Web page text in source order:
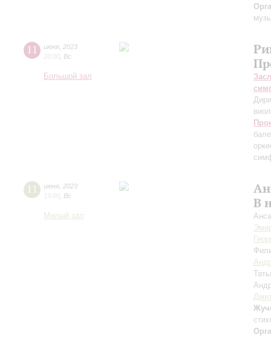
11 июня 2023
20:00 Вс
Большой зал
11 июня 2023
19:00 Вс
Малый зал
В